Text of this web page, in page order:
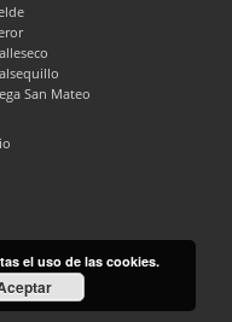
San Mateo
el uso de las cookies.